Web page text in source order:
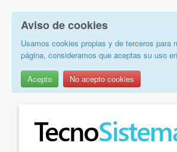
Aviso de cookies
Usamos cookies propias y de terceros para
página, consideramos que aceptas su uso
Acepto No acepto cookies
contenido